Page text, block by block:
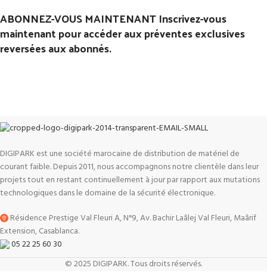
ABONNEZ-VOUS MAINTENANT Inscrivez-vous
maintenant pour accéder aux préventes exclusives
reversées aux abonnés.
DIGIPARK est une société marocaine de distribution de matériel de
courant faible. Depuis 2011, nous accompagnons notre clientèle dans leur
projets tout en restant continuellement à jour par rapport aux mutations
technologiques dans le domaine de la sécurité électronique.
Résidence Prestige Val Fleuri A, N°9, Av. Bachir Laâlej Val Fleuri, Maârif
Extension, Casablanca.
05 22 25 60 30
© 2025 DIGIPARK. Tous droits réservés.